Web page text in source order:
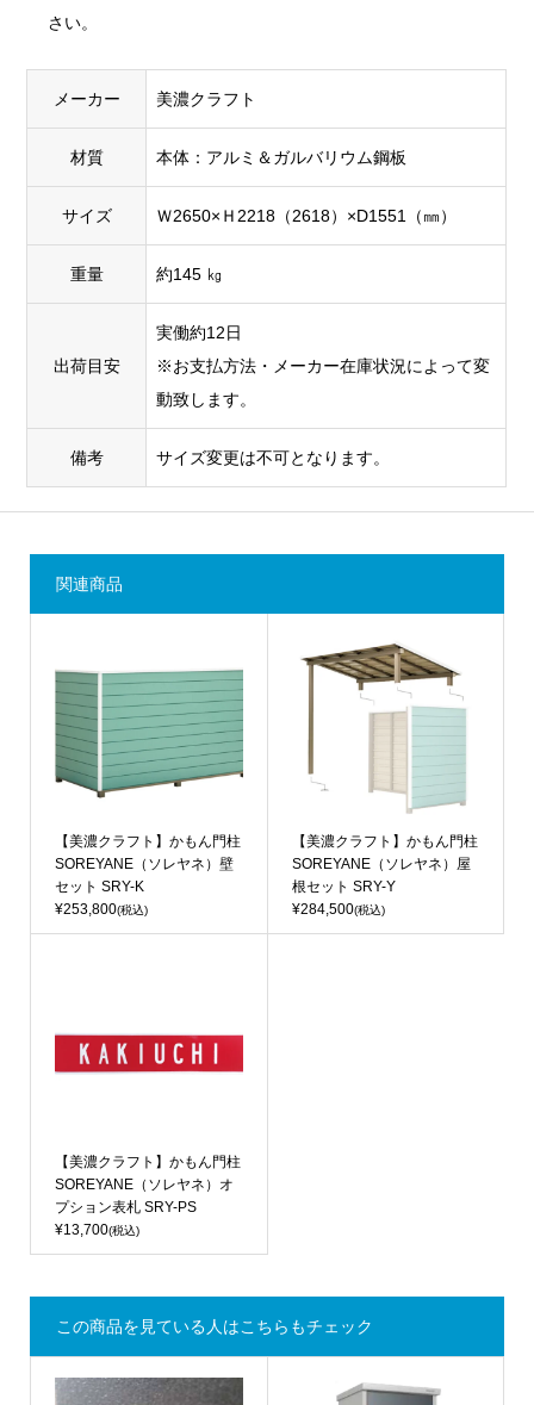
さい。
メーカー 美濃クラフト
材質 本体：アルミ＆ガルバリウム鋼板
サイズ Ｗ2650×Ｈ2218（2618）×D1551（㎜）
重量 約145 ㎏
出荷目安
実働約12日
※お支払方法・メーカー在庫状況によって変
動致します。
備考 サイズ変更は不可となります。
関連商品
【美濃クラフト】かもん門柱
SOREYANE（ソレヤネ）壁
セット SRY-K
¥253,800(税込)
【美濃クラフト】かもん門柱
SOREYANE（ソレヤネ）屋
根セット SRY-Y
¥284,500(税込)
【美濃クラフト】かもん門柱
SOREYANE（ソレヤネ）オ
プション表札 SRY-PS
¥13,700(税込)
この商品を見ている人はこちらもチェック